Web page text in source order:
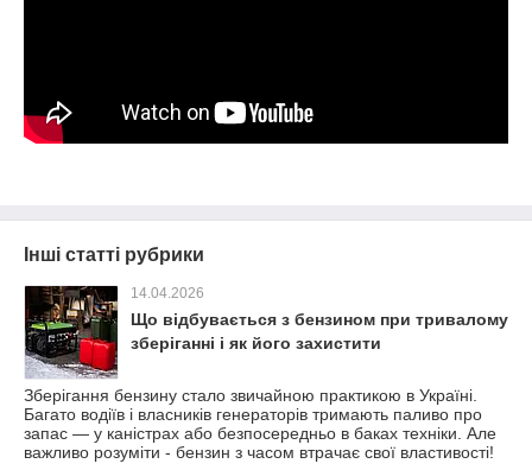
Інші статті рубрики
14.04.2026
Що відбувається з бензином при тривалому
зберіганні і як його захистити
Зберігання бензину стало звичайною практикою в Україні.
Багато водіїв і власників генераторів тримають паливо про
запас — у каністрах або безпосередньо в баках техніки. Але
важливо розуміти - бензин з часом втрачає свої властивості!